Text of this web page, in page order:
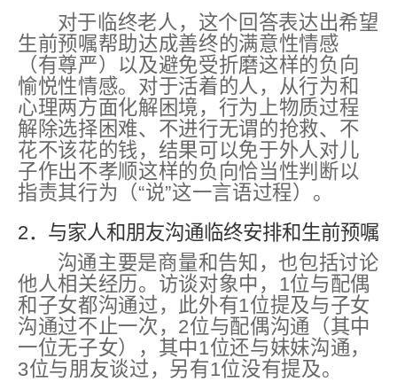
对于临终老人，这个回答表达出希望
生前预嘱帮助达成善终的满意性情感
（有尊严）以及避免受折磨这样的负向
愉悦性情感。对于活着的人，从行为和
心理两方面化解困境，行为上物质过程
解除选择困难、不进行无谓的抢救、不
花不该花的钱，结果可以免于外人对儿
子作出不孝顺这样的负向恰当性判断以
指责其行为（“说”这一言语过程）。
2．与家人和朋友沟通临终安排和生前预嘱
沟通主要是商量和告知，也包括讨论
他人相关经历。访谈对象中，1位与配偶
和子女都沟通过，此外有1位提及与子女
沟通过不止一次，2位与配偶沟通（其中
一位无子女），其中1位还与妹妹沟通，
3位与朋友谈过，另有1位没有提及。